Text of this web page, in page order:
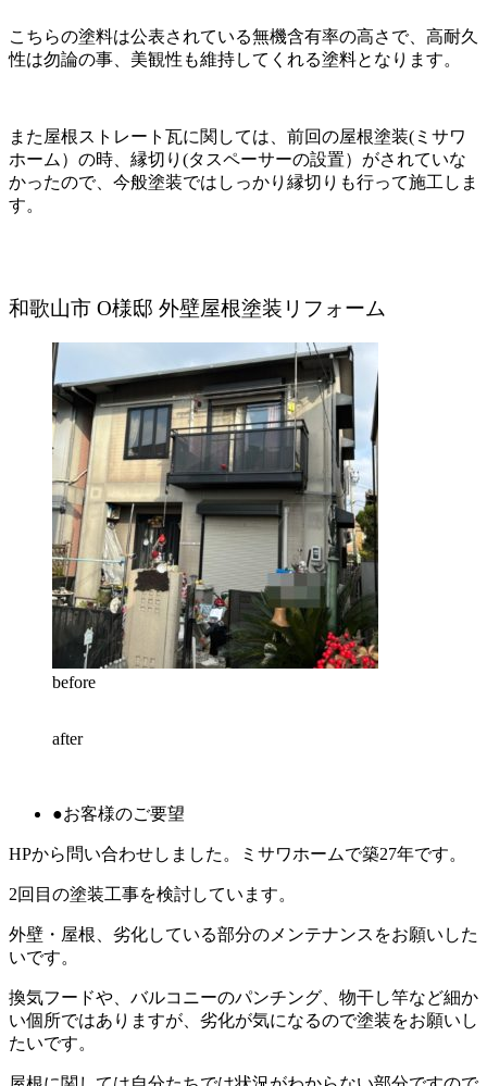
こちらの塗料は公表されている無機含有率の高さで、高耐久
性は勿論の事、美観性も維持してくれる塗料となります。
また屋根ストレート瓦に関しては、前回の屋根塗装(ミサワ
ホーム）の時、縁切り(タスペーサーの設置）がされていな
かったので、今般塗装ではしっかり縁切りも行って施工しま
す。
和歌山市 O様邸 外壁屋根塗装リフォーム
before
after
●お客様のご要望
HPから問い合わせしました。ミサワホームで築27年です。
2回目の塗装工事を検討しています。
外壁・屋根、劣化している部分のメンテナンスをお願いした
いです。
換気フードや、バルコニーのパンチング、物干し竿など細か
い個所ではありますが、劣化が気になるので塗装をお願いし
たいです。